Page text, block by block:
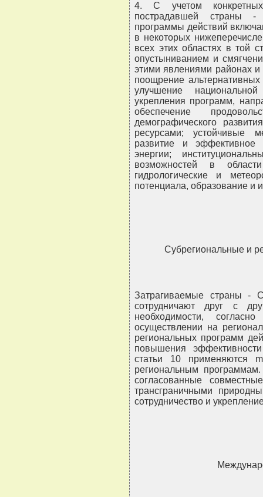
4. С учетом
пострадавшей страны -
программы действий
в некоторых
всех этих областях в той
опустыниванием и
этими явлениями районах и
поощрение
улучшение
укрепления программ,
обеспечение
демографического
ресурсами; устойчивые
развитие и эффективное
энергии;
возможностей в
гидрологические и
потенциала, образование и
Субрегиональные и
Затрагиваемые страны -
сотрудничают друг с
необходимости,
осуществлении на
региональных программ
повышения
статьи 10 применяются
региональным
согласованные
трансграничными
сотрудничество и